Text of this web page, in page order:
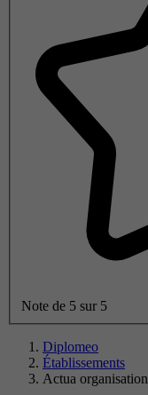
Note de 5 sur 5
Diplomeo
Établissements
Actua organisation